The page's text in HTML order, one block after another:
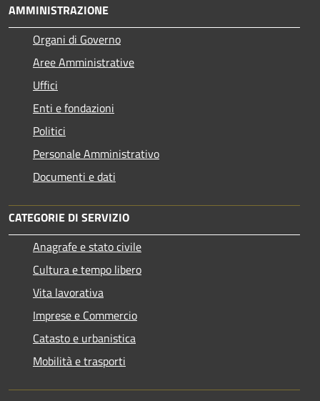
AMMINISTRAZIONE
Organi di Governo
Aree Amministrative
Uffici
Enti e fondazioni
Politici
Personale Amministrativo
Documenti e dati
CATEGORIE DI SERVIZIO
Anagrafe e stato civile
Cultura e tempo libero
Vita lavorativa
Imprese e Commercio
Catasto e urbanistica
Mobilità e trasporti